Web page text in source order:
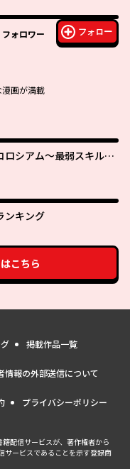
フォロワー フォロー
画が満載
ロシアム～最弱スキルで
ンキング
こちら
掲載作品一覧
情報の外部送信について
プライバシーポリシー
配信サービスが、著作権者から
サービスであることを示す登録商